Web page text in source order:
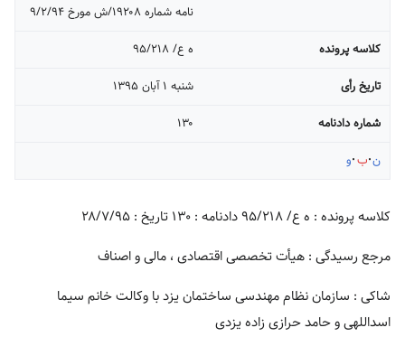
نامه شماره ۱۹۲۰۸/ش مورخ ۹/۲/۹۴
کلاسه پرونده
ه ع/ ۹۵/۲۱۸
تاریخ رأی
شنبه ۱ آبان ۱۳۹۵
شماره دادنامه
۱۳۰
ن ب و
کلاسه پرونده : ه ع/ ۹۵/۲۱۸ دادنامه : ۱۳۰ تاریخ : ۲۸/۷/۹۵
مرجع رسیدگی : هیأت تخصصی اقتصادی ، مالی و اصناف
شاکی : سازمان نظام مهندسی ساختمان یزد با وکالت خانم سیما
اسداللهی و حامد حرازی زاده یزدی